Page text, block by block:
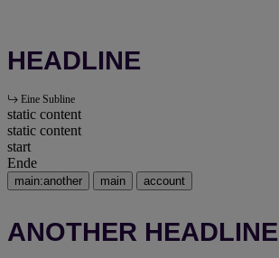
HEADLINE
Eine Subline
static content
static content
start
Ende
main:another main account
ANOTHER HEADLINE